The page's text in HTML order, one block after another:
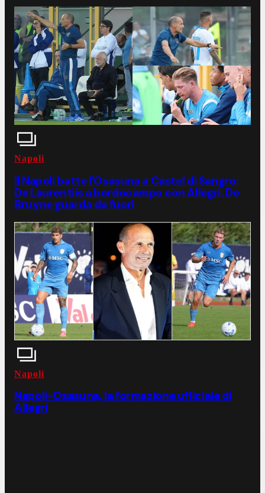
Napoli
Il Napoli batte l'Osasuna a Castel di Sangro:
De Laurentiis a bordocampo con Allegri, De
Bruyne guarda da fuori
Napoli
Napoli-Osasuna, la formazione ufficiale di
Allegri